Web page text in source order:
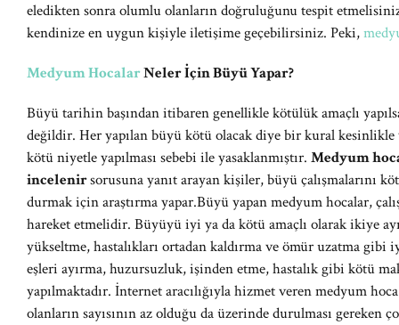
eledikten sonra olumlu olanların doğruluğunu tespit
kendinize en uygun kişiyle iletişime geçebilirsiniz. Peki,
Medyum HocalarNeler İçin Büyü Yapar?
Büyü tarihin başından itibaren genellikle kötülük amaçlı
değildir. Her yapılan büyü kötü olacak diye bir kural
kötü niyetle yapılması sebebi ile yasaklanmıştır. Medyum
incelenirsorusuna yanıt arayan kişiler, büyü çalışmalarını
durmak için araştırma yapar.Büyü yapan medyum hocalar,
hareket etmelidir. Büyüyü iyi ya da kötü amaçlı olarak ikiye
yükseltme, hastalıkları ortadan kaldırma ve ömür uzatma gibi
eşleri ayırma, huzursuzluk, işinden etme, hastalık gibi kötü
yapılmaktadır. İnternet aracılığıyla hizmet veren medyum
olanların sayısının az olduğu da üzerinde durulması gereken